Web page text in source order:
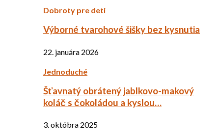
Dobroty pre deti
Výborné tvarohové šišky bez kysnutia
22. januára 2026
Jednoduché
Šťavnatý obrátený jablkovo-makový
koláč s čokoládou a kyslou…
3. októbra 2025